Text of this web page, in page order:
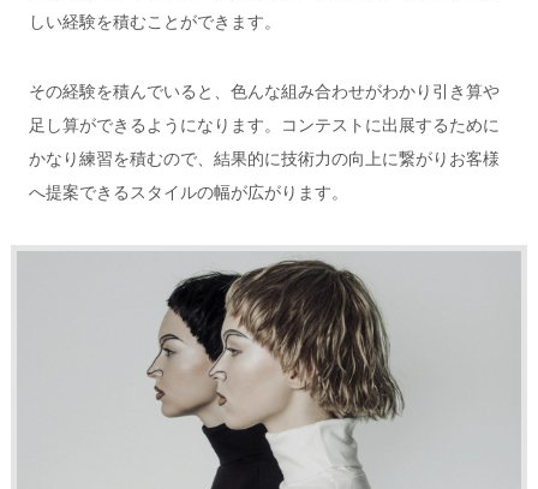
しい経験を積むことができます。
その経験を積んでいると、色んな組み合わせがわかり引き算や
足し算ができるようになります。コンテストに出展するために
かなり練習を積むので、結果的に技術力の向上に繋がりお客様
へ提案できるスタイルの幅が広がります。